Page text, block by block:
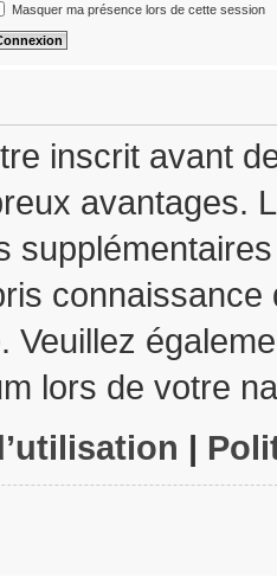
Masquer ma présence lors de cette session
inscrit avant
avantages.
Veuillez
lors de votre
|